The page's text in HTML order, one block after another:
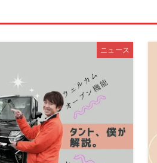
ニュース